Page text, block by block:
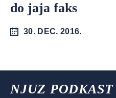
do jaja faks
30. DEC. 2016.
NJUZ PODKAST